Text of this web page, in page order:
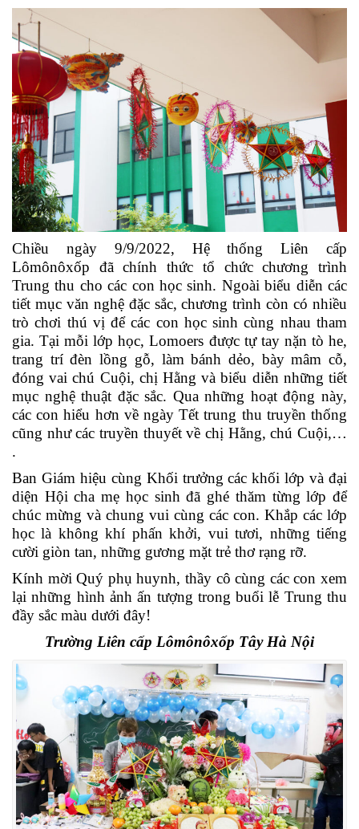
Chiều ngày 9/9/2022, Hệ thống Liên cấp
Lômônôxốp đã chính thức tổ chức chương trình
Trung thu cho các con học sinh. Ngoài biểu diễn các
tiết mục văn nghệ đặc sắc, chương trình còn có nhiều
trò chơi thú vị để các con học sinh cùng nhau tham
gia. Tại mỗi lớp học, Lomoers được tự tay nặn tò he,
trang trí đèn lồng gỗ, làm bánh dẻo, bày mâm cỗ,
đóng vai chú Cuội, chị Hằng và biểu diễn những tiết
mục nghệ thuật đặc sắc. Qua những hoạt động này,
các con hiểu hơn về ngày Tết trung thu truyền thống
cũng như các truyền thuyết về chị Hằng, chú Cuội,…
.
Ban Giám hiệu cùng Khối trưởng các khối lớp và đại
diện Hội cha mẹ học sinh đã ghé thăm từng lớp để
chúc mừng và chung vui cùng các con. Khắp các lớp
học là không khí phấn khởi, vui tươi, những tiếng
cười giòn tan, những gương mặt trẻ thơ rạng rỡ.
Kính mời Quý phụ huynh, thầy cô cùng các con xem
lại những hình ảnh ấn tượng trong buổi lễ Trung thu
đầy sắc màu dưới đây!
Trường Liên cấp Lômônôxốp Tây Hà Nội